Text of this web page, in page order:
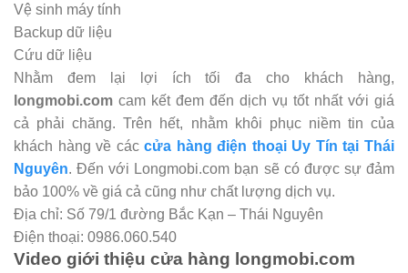
Vệ sinh máy tính
Backup dữ liệu
Cứu dữ liệu
Nhằm đem lại lợi ích tối đa cho khách hàng,
longmobi.com cam kết đem đến dịch vụ tốt nhất với giá
cả phải chăng. Trên hết, nhằm khôi phục niềm tin của
khách hàng về cáccửa hàng điện thoại Uy Tín tại Thái
Nguyên. Đến với Longmobi.com bạn sẽ có được sự đảm
bảo 100% về giá cả cũng như chất lượng dịch vụ.
Địa chỉ: Số 79/1 đường Bắc Kạn – Thái Nguyên
Điện thoại: 0986.060.540
Video giới thiệu cửa hàng longmobi.com